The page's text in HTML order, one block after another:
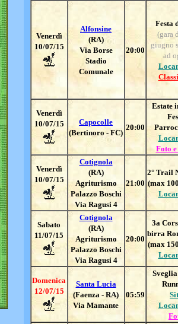
Venerdì
10/07/15
Alfonsine
(RA)
Via Borse
Stadio
Comunale
20:00
Festa
(gara
giugno
ad
Venerdì
10/07/15
Capocolle
(Bertinoro - FC)
20:00
Estate
Foto
Venerdì
10/07/15
Cotignola
(RA)
Agriturismo
Palazzo Boschi
Via Ragusi 4
21:00
2° Trail
(max
Sabato
11/07/15
Cotignola
(RA)
Agriturismo
Palazzo Boschi
Via Ragusi 4
20:00
3a
birra
(max
Domenica
12/07/15
Santa Lucia
(Faenza - RA)
Via Mamante
05:59